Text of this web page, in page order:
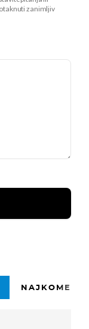
zanimljiv